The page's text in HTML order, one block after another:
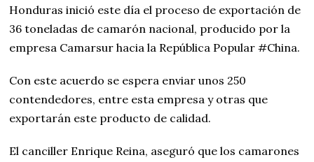
Honduras inició este día el proceso de exportación de
36 toneladas de camarón nacional, producido por la
empresa Camarsur hacia la República Popular #China.
Con este acuerdo se espera enviar unos 250
contendedores, entre esta empresa y otras que
exportarán este producto de calidad.
El canciller Enrique Reina, aseguró que los camarones